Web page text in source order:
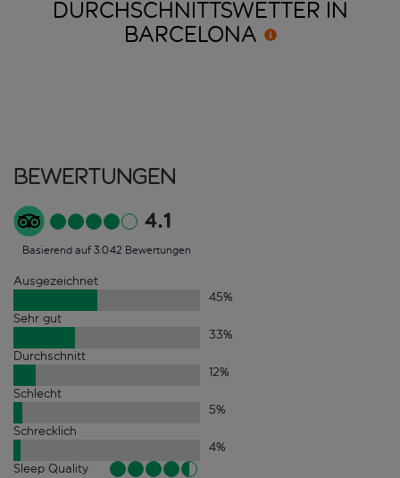
DURCHSCHNITTSWETTER IN
BARCELONA
Bewertungen
4.1
Basierend auf 3.042 Bewertungen
Ausgezeichnet
45%
Sehr gut
33%
Durchschnitt
12%
Schlecht
5%
Schrecklich
4%
Sleep Quality